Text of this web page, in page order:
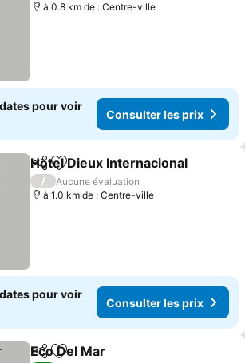
à 0.8 km de : Centre-ville
pour voir
Consulter les prix
PartagerAjouter à mes favoris
Hotel Dieux Internacional
/
Aucune évaluation
à 1.0 km de : Centre-ville
pour voir
Consulter les prix
PartagerAjouter à mes favoris
Eco Del Mar